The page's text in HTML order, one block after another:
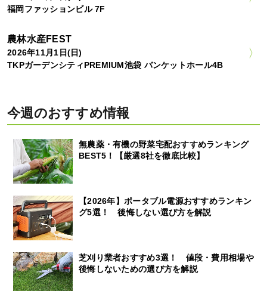
福岡ファッションビル 7F
農林水産FEST
2026年11月1日(日)
TKPガーデンシティPREMIUM池袋 バンケットホール4B
今週のおすすめ情報
無農薬・有機の野菜宅配おすすめランキング
BEST5！【厳選8社を徹底比較】
【2026年】ポータブル電源おすすめランキン
グ5選！ 後悔しない選び方を解説
芝刈り業者おすすめ3選！ 値段・費用相場や
後悔しないための選び方を解説